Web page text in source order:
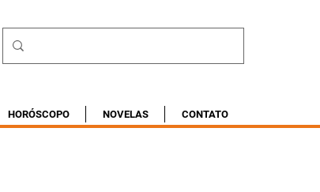
HORÓSCOPO NOVELAS CONTATO